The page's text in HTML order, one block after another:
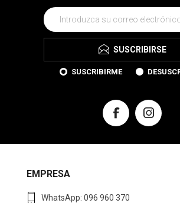
SUSCRIBIRSE
SUSCRIBIRME
EMPRESA
WhatsApp: 096 960 370